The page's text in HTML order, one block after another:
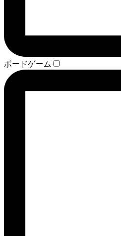
ボードゲーム